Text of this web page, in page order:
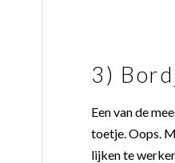
3)
Een van de
toetje. Oops.
lijken te